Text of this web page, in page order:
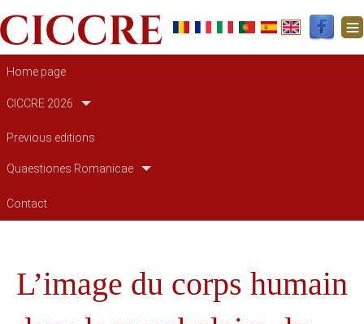
Main navigation
Home page
CICCRE 2026
Previous editions
Quaestiones Romanicae
Contact
L’image du corps humain